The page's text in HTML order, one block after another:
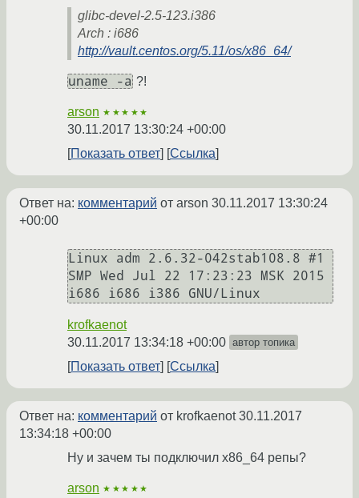
glibc-devel-2.5-123.i386
Arch : i686
http://vault.centos.org/5.11/os/x86_64/
uname -a ?!
arson ★★★★★
30.11.2017 13:30:24 +00:00
Показать ответ
Ссылка
Ответ на: комментарий от arson 30.11.2017 13:30:24
+00:00
Linux adm 2.6.32-042stab108.8 #1
SMP Wed Jul 22 17:23:23 MSK 2015
i686 i686 i386 GNU/Linux
krofkaenot
30.11.2017 13:34:18 +00:00 автор топика
Показать ответ Ссылка
Ответ на: комментарий от krofkaenot30.11.2017
13:34:18 +00:00
Ну и зачем ты подключил x86_64 репы?
arson ★★★★★